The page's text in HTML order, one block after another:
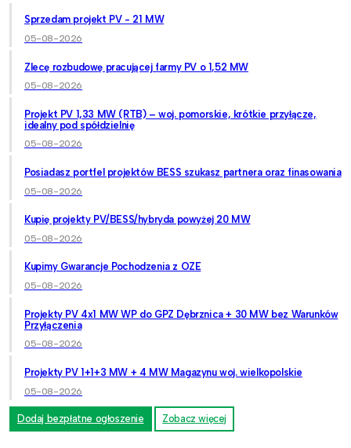
Sprzedam projekt PV - 21 MW
05-08-2026
Zlecę rozbudowę pracującej farmy PV o 1,52 MW
05-08-2026
Projekt PV 1,33 MW (RTB) – woj. pomorskie, krótkie przyłącze,
idealny pod spółdzielnię
05-08-2026
Posiadasz portfel projektów BESS szukasz partnera oraz finasowania
05-08-2026
Kupię projekty PV/BESS/hybryda powyżej 20 MW
05-08-2026
Kupimy Gwarancje Pochodzenia z OZE
05-08-2026
Projekty PV 4x1 MW WP do GPZ Dębrznica + 30 MW bez Warunków
Przyłączenia
05-08-2026
Projekty PV 1+1+3 MW + 4 MW Magazynu woj. wielkopolskie
05-08-2026
Dodaj bezpłatne ogłoszenie Zobacz więcej